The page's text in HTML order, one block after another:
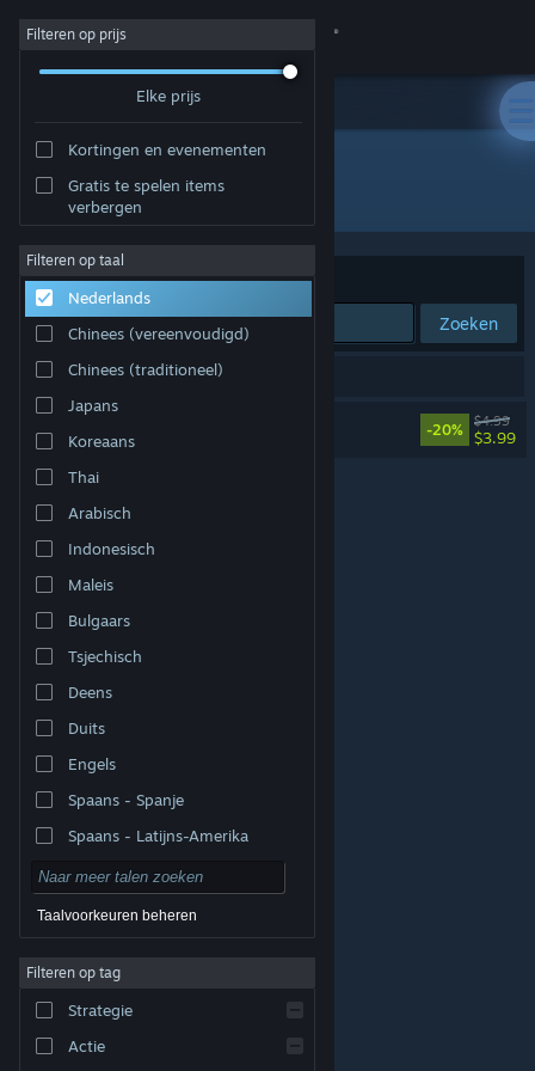
Inloggen
Community
Over
Ondersteuning
Taal wijzigen
Download de mobiele Steam-app
Desktopwebsite weergeven
© Valve Corporation. Alle rechten voorbehouden. Alle
handelsmerken zijn eigendom van hun respectieve
Privacybeleid|Juridische informatie
Toegankelijkheid
|
Terugbetalingen
Filteren op prijs
Elke prijs
Kortingen en evenementen
Gratis te spelen items
verbergen
Filteren op taal
Nederlands
Chinees (vereenvoudigd)
Chinees (traditioneel)
Japans
Koreaans
Thai
Arabisch
Indonesisch
Maleis
Bulgaars
Tsjechisch
Deens
Duits
Engels
Spaans - Spanje
Spaans - Latijns-Amerika
Taalvoorkeuren beheren
Filteren op tag
Strategie
Actie
Ontwikkelaar: Remancer
Sorteren op Relevantie
Zoeken
1 resultaat komt overeen met je zoekopdracht.
-20%
$4.99
$3.99